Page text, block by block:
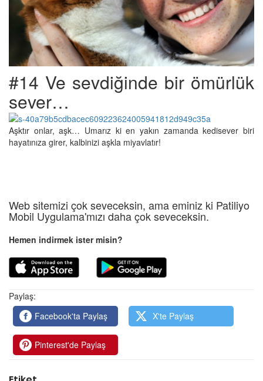
#14 Ve sevdiğinde bir ömürlük
sever…
Aşktır onlar, aşk… Umarız ki en yakın zamanda kedisever biri
hayatınıza girer, kalbinizi aşkla miyavlatır!
Web sitemizi çok seveceksin, ama eminiz ki Patiliyo
Mobil Uygulama'mızı daha çok seveceksin.
Hemen indirmek ister misin?
Paylaş:
Facebook'ta Paylaş
X'te Paylaş
Pinterest'de Paylaş